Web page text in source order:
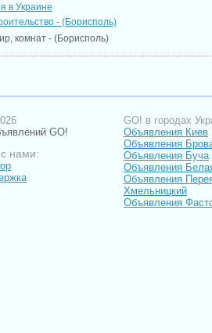
в Украине
- (Борисполь)
комнат - (Борисполь)
GO!
с нами:
GO! в городах
Объявления Киев
Объявления
Объявления Буча
Объявления
Объявления
Хмельницкий
Объявления